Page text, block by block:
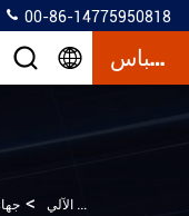
00-86-14775950818
إقتباس
آلة التفتيش البصري الآلي >